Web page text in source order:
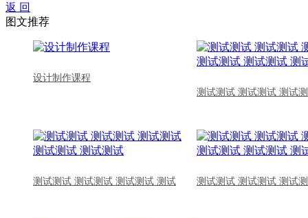
返 回
图文推荐
设计制作课程
测试测试 测试测试 测试
测试测试 测试测试 测试测试 测试 测试测试 测试测试 测试